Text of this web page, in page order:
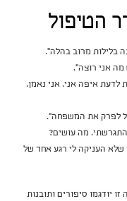
הטיפול
בלילות מרוב בהלה".
מה אני רוצה".
לדעת איפה אני. אני נאמן.
לפרק את המשפחה".
מה עושים?
שלא העניקה לי רגע אחד של
יודגמו סיפורים ותובנות